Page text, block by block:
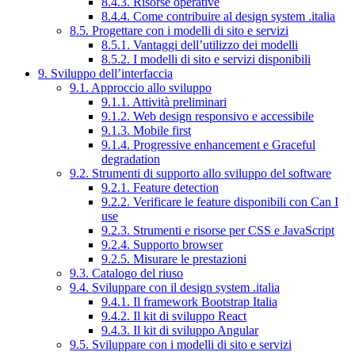
8.4.4. Come contribuire al design system .italia
8.5. Progettare con i modelli di sito e servizi
8.5.1. Vantaggi dell’utilizzo dei modelli
8.5.2. I modelli di sito e servizi disponibili
9. Sviluppo dell’interfaccia
9.1. Approccio allo sviluppo
9.1.1. Attività preliminari
9.1.2. Web design responsivo e accessibile
9.1.3. Mobile first
9.1.4. Progressive enhancement e Graceful
degradation
9.2. Strumenti di supporto allo sviluppo del software
9.2.1. Feature detection
9.2.2. Verificare le feature disponibili con Can I
use
9.2.3. Strumenti e risorse per CSS e JavaScript
9.2.4. Supporto browser
9.2.5. Misurare le prestazioni
9.3. Catalogo del riuso
9.4. Sviluppare con il design system .italia
9.4.1. Il framework Bootstrap Italia
9.4.2. Il kit di sviluppo React
9.4.3. Il kit di sviluppo Angular
9.5. Sviluppare con i modelli di sito e servizi